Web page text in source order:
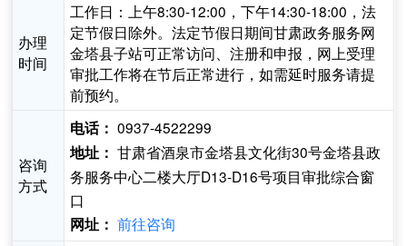
办理
时间
工作日：上午8:30-12:00，下午14:30-18:00，法
定节假日除外。法定节假日期间甘肃政务服务网
金塔县子站可正常访问、注册和申报，网上受理
审批工作将在节后正常进行，如需延时服务请提
前预约。
咨询
方式
电话： 0937-4522299
地址： 甘肃省酒泉市金塔县文化街30号金塔县政
务服务中心二楼大厅D13-D16号项目审批综合窗
口
网址： 前往咨询